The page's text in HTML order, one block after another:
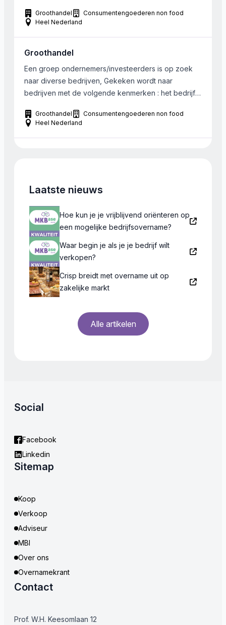
groothandel, retail, als ook logistiek en opslag. Het
over te nemen bedrijf kan in heel Nederland liggen.
Groothandel
Consumentengoederen non food
Heel Nederland
Groothandel
Een groep ondernemers/investeerders is op zoek
naar diverse bedrijven, Gekeken wordt naar
bedrijven met de volgende kenmerken : het bedrijf
minimaal € 100.000 en een omzet van minimaal €
1.000.000 . Hierbij wordt een EBIT vanaf 15%
Groothandel
Consumentengoederen non food
Heel Nederland
Laatste nieuws
Hoe kun je je vrijblijvend oriënteren op
een mogelijke bedrijfsovername?
Waar begin je als je je bedrijf wilt
verkopen?
Crisp breidt met overname uit op
zakelijke markt
Alle artikelen
Social
Facebook
Linkedin
Sitemap
Koop
Verkoop
Adviseur
MBI
Over ons
Overnamekrant
Contact
Prof. W.H. Keesomlaan 12